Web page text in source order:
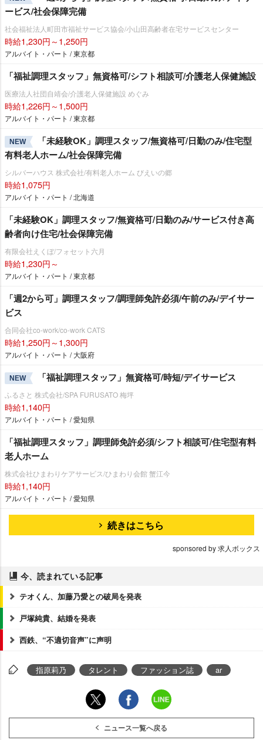
ービス/社会保障完備
社会福祉法人町田市福祉サービス協会/小山田高齢者在宅サービスセンター
時給1,230円～1,250円
アルバイト・パート / 東京都
「福祉調理スタッフ」無資格可/シフト相談可/介護老人保健施設
医療法人社団自靖会/介護老人保健施設 めぐみ
時給1,226円～1,500円
アルバイト・パート / 東京都
NEW
「未経験OK」調理スタッフ/無資格可/日勤のみ/住宅型
有料老人ホーム/社会保障完備
シルバーハウス 株式会社/有料老人ホーム びえいの郷
時給1,075円
アルバイト・パート / 北海道
「未経験OK」調理スタッフ/無資格可/日勤のみ/サービス付き高
齢者向け住宅/社会保障完備
有限会社えくぼ/フォセット六月
時給1,230円～
アルバイト・パート / 東京都
「週2から可」調理スタッフ/調理師免許必須/午前のみ/デイサー
ビス
合同会社co-work/co-work CATS
時給1,250円～1,300円
アルバイト・パート / 大阪府
NEW 「福祉調理スタッフ」無資格可/時短/デイサービス
ふるさと 株式会社/SPA FURUSATO 梅坪
時給1,140円
アルバイト・パート / 愛知県
「福祉調理スタッフ」調理師免許必須/シフト相談可/住宅型有料
老人ホーム
株式会社ひまわりケアサービス/ひまわり会館 蟹江今
時給1,140円
アルバイト・パート / 愛知県
続きはこちら
sponsored by 求人ボックス
今、読まれている記事
テオくん、加藤乃愛との破局を発表
戸塚純貴、結婚を発表
西鉄、“不適切音声”に声明
指原莉乃 タレント ファッション誌 ar
ニュース一覧へ戻る